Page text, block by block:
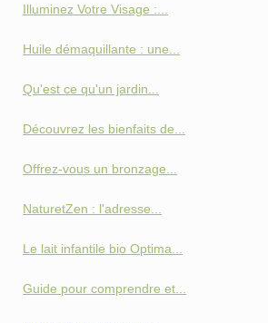
Illuminez Votre Visage :...
Huile démaquillante : une...
Qu'est ce qu'un jardin...
Découvrez les bienfaits de...
Offrez-vous un bronzage...
NaturetZen : l'adresse...
Le lait infantile bio Optima...
Guide pour comprendre et...